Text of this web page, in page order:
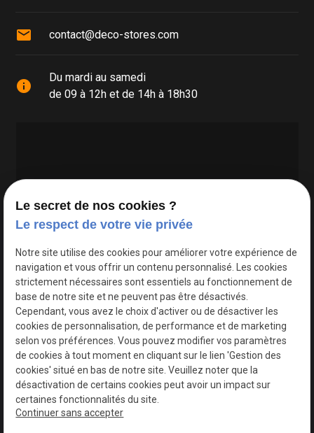
mail contact@deco-stores.com
info
Du mardi au samedi
de 09 à 12h et de 14h à 18h30
Google Maps Search API est désactivé.
Le secret de nos cookies ?
Le respect de votre vie privée
Notre site utilise des cookies pour améliorer votre expérience de
navigation et vous offrir un contenu personnalisé. Les cookies
strictement nécessaires sont essentiels au fonctionnement de
base de notre site et ne peuvent pas être désactivés.
Cependant, vous avez le choix d'activer ou de désactiver les
cookies de personnalisation, de performance et de marketing
selon vos préférences. Vous pouvez modifier vos paramètres
de cookies à tout moment en cliquant sur le lien 'Gestion des
cookies' situé en bas de notre site. Veuillez noter que la
désactivation de certains cookies peut avoir un impact sur
certaines fonctionnalités du site.
Continuer sans accepter